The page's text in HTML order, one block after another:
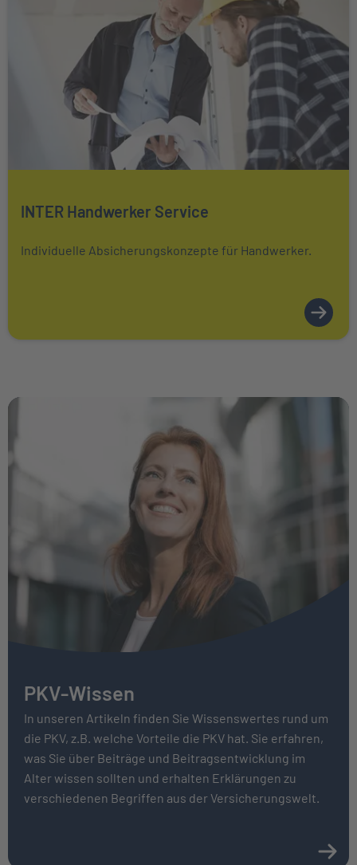
INTER Handwerker Service
Individuelle Absicherungskonzepte für Handwerker.
Weiter zu PKV-Wissen
PKV-Wissen
In unseren Artikeln finden Sie Wissenswertes rund um
die PKV, z.B. welche Vorteile die PKV hat. Sie erfahren,
was Sie über Bei­träge und Beitrags­entwicklung im
Alter wissen sollten und erhalten Erklärungen zu
verschiedenen Begriffen aus der Versicherungswelt.